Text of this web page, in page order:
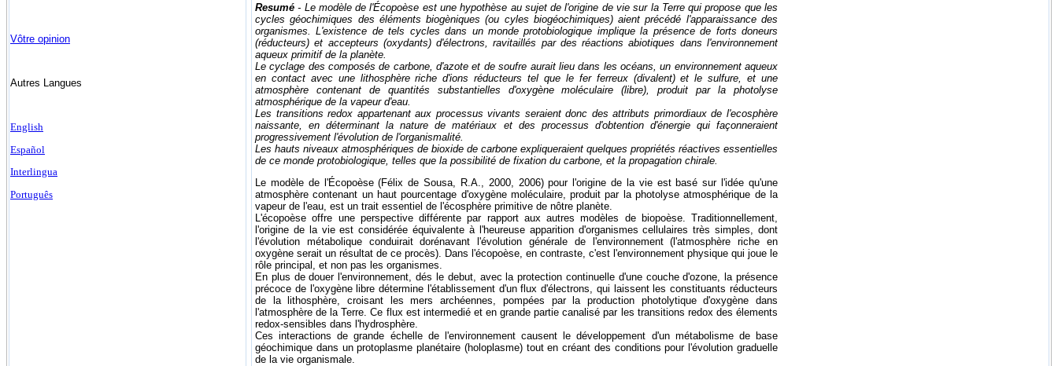
Vôtre opinion
Autres Langues
English
Español
Interlingua
Português
Resumé - Le modèle de l'Écopoèse est une hypothèse au sujet de l'origine de vie sur la Terre qui propose que les
cycles géochimiques des éléments biogèniques (ou cyles biogéochimiques) aient précédé l'apparaissance des
organismes. L'existence de tels cycles dans un monde protobiologique implique la présence de forts doneurs
(réducteurs) et accepteurs (oxydants) d'électrons, ravitaillés par des réactions abiotiques dans l'environnement
aqueux primitif de la planète.
Le cyclage des composés de carbone, d'azote et de soufre aurait lieu dans les océans, un environnement aqueux
en contact avec une lithosphère riche d'ions réducteurs tel que le fer ferreux (divalent) et le sulfure, et une
atmosphère contenant de quantités substantielles d'oxygène moléculaire (libre), produit par la photolyse
atmosphérique de la vapeur d'eau.
Les transitions redox appartenant aux processus vivants seraient donc des attributs primordiaux de l'ecosphère
naissante, en déterminant la nature de matériaux et des processus d'obtention d'énergie qui façonneraient
progressivement l'évolution de l'organismalité.
Les hauts niveaux atmosphériques de bioxide de carbone expliqueraient quelques propriétés réactives essentielles
de ce monde protobiologique, telles que la possibilité de fixation du carbone, et la propagation chirale.
Le modèle de l'Écopoèse (Félix de Sousa, R.A., 2000, 2006) pour l'origine de la vie est basé sur l'idée qu'une
atmosphère contenant un haut pourcentage d'oxygène moléculaire, produit par la photolyse atmosphérique de la
vapeur de l'eau, est un trait essentiel de l'écosphère primitive de nôtre planète.
L'écopoèse offre une perspective différente par rapport aux autres modèles de biopoèse. Traditionnellement,
l'origine de la vie est considérée équivalente à l'heureuse apparition d'organismes cellulaires très simples, dont
l'évolution métabolique conduirait dorénavant l'évolution générale de l'environnement (l'atmosphère riche en
oxygène serait un résultat de ce procès). Dans l'écopoèse, en contraste, c'est l'environnement physique qui joue le
rôle principal, et non pas les organismes.
En plus de douer l'environnement, dés le debut, avec la protection continuelle d'une couche d'ozone, la présence
précoce de l'oxygène libre détermine l'établissement d'un flux d'électrons, qui laissent les constituants réducteurs
de la lithosphère, croisant les mers archéennes, pompées par la production photolytique d'oxygène dans
l'atmosphère de la Terre. Ce flux est intermedié et en grande partie canalisé par les transitions redox des élements
redox-sensibles dans l'hydrosphère.
Ces interactions de grande échelle de l'environnement causent le développement d'un métabolisme de base
géochimique dans un protoplasme planétaire (holoplasme) tout en créant des conditions pour l'évolution graduelle
de la vie organismale.